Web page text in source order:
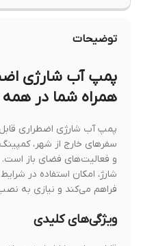
توضیحات
پمپ آب شارژی
همراه شما در همه
سفرهای خارج از شهر، کمپینگ،
و فعالیت‌های فضای باز است.
شارژ، امکان استفاده در شرایط
فراهم می‌کند و نیازی به نصب
ویژگی‌های کلیدی